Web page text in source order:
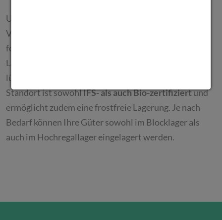
Unsere moderne Infrastruktur umfasst
Videoüberwachung, ein Alarmsystem sowie
fortschrittliche Scanner-Technologie und ein digitales
Lagerplatz-Management. So garantieren wir eine
lückenlose Rückverfolgbarkeit Ihrer Waren. Der
Standort ist sowohlIFS- als auch Bio-zertifiziertund
ermöglicht zudem eine frostfreie Lagerung. Je nach
Bedarf können Ihre Güter sowohl im Blocklager als
auch im Hochregallager eingelagert werden.